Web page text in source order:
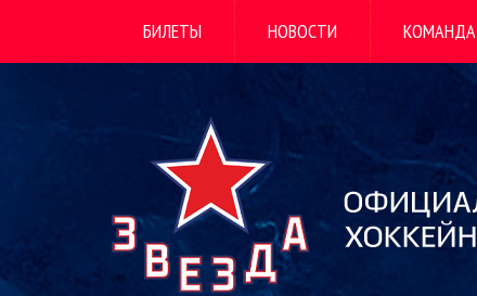
БИЛЕТЫ НОВОСТИ КОМАНДА